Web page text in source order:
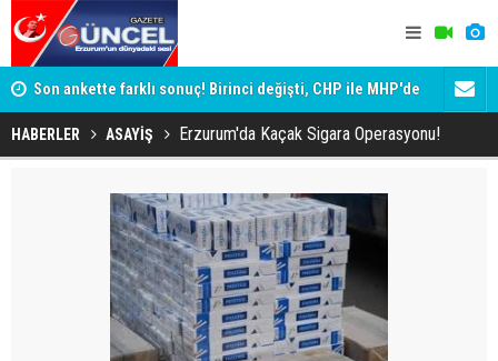
Son ankette farklı sonuç! Birinci değişti, CHP ile MHP'de
büyük kayıp
HABERLER ASAYİŞ Erzurum'da Kaçak Sigara Operasyonu!